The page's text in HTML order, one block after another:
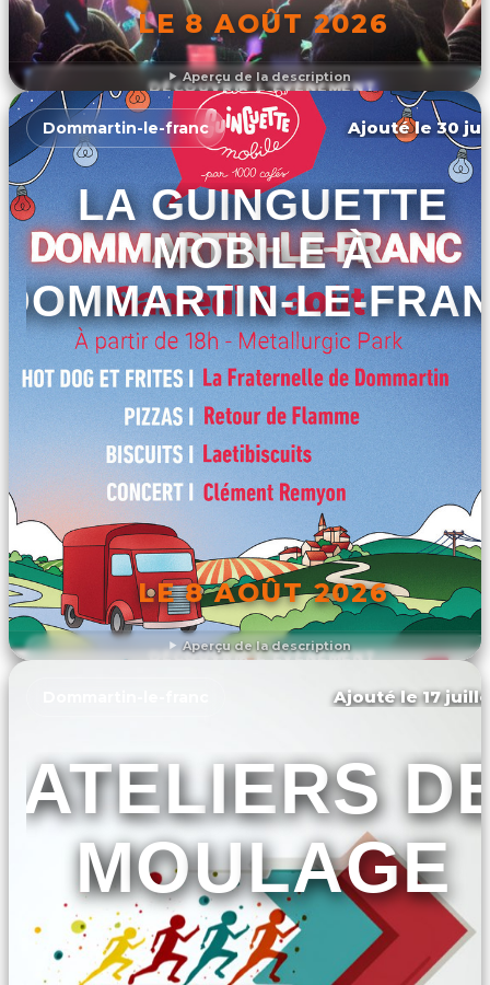
Aperçu de la description
LE 8 AOÛT 2026
DÉCOUVRIR L'ÉVÉNEMENT
Aperçu de la description
Dommartin-le-franc Ajouté le 30
LA GUINGUETTE
MOBILE À
DOMMARTIN-LE-
LE 8 AOÛT 2026
DÉCOUVRIR L'ÉVÉNEMENT
Ajouté le 17
ATELIERS
MOULAGE